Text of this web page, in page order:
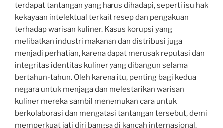
terdapat tantangan yang harus dihadapi, seperti isu hak
kekayaan intelektual terkait resep dan pengakuan
terhadap warisan kuliner. Kasus korupsi yang
melibatkan industri makanan dan distribusi juga
menjadi perhatian, karena dapat merusak reputasi dan
integritas identitas kuliner yang dibangun selama
bertahun-tahun. Oleh karena itu, penting bagi kedua
negara untuk menjaga dan melestarikan warisan
kuliner mereka sambil menemukan cara untuk
berkolaborasi dan mengatasi tantangan tersebut, demi
memperkuat jati diri bangsa di kancah internasional.